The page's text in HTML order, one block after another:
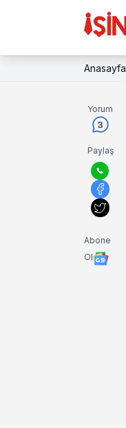
Anasayfa
Yorum
3
Paylaş
Abone
Ol